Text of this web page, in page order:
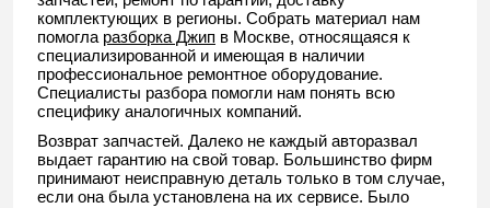
комплектующих в регионы. Собрать материал нам
помогла разборка Джип в Москве, относящаяся к
специализированной и имеющая в наличии
профессиональное ремонтное оборудование.
Специалисты разбора помогли нам понять всю
специфику аналогичных компаний.
Возврат запчастей. Далеко не каждый авторазвал
выдает гарантию на свой товар. Большинство фирм
принимают неисправную деталь только в том случае,
если она была установлена на их сервисе. Было